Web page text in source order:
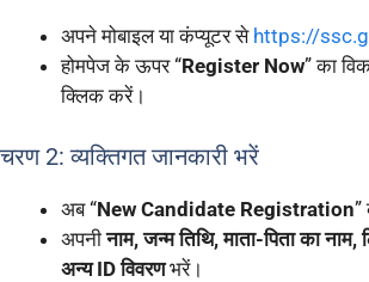
अपने मोबाइल या कंप्यूटर से https://
होमपेज के ऊपर “Register Now” का
क्लिक करें।
चरण 2: व्यक्तिगत जानकारी भरें
अब “New Candidate Registration”
अपनीनाम, जन्म तिथि, माता-पिता का
अन्य ID विवरणभरें।